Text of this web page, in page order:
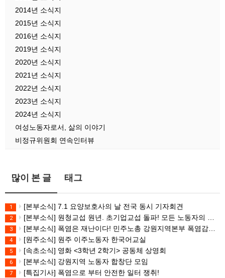
2014년 소식지
2015년 소식지
2016년 소식지
2019년 소식지
2020년 소식지
2021년 소식지
2022년 소식지
2023년 소식지
2024년 소식지
여성노동자로서, 삶의 이야기
비정규위원회 연속인터뷰
많이 본 글 태그
1 [본부소식] 7.1 요양보호사의 날 전국 동시 기자회견
2 [본부소식] 원청교섭 원년. 초기업교섭 돌파! 모든 노동자의 노동기본권 쟁취! 민주노총 7.15 총파업대회
3 [본부소식] 폭염은 재난이다! 민주노총 강원지역본부 폭염감시단 선포 기자회견
4 [원주소식] 원주 이주노동자 한국어교실
5 [속초소식] 영화 <3학년 2학기> 공동체 상영회
6 [본부소식] 강원지역 노동자 합창단 모임
7 [특집기사] 폭염으로 부터 안전한 일터 쟁취!